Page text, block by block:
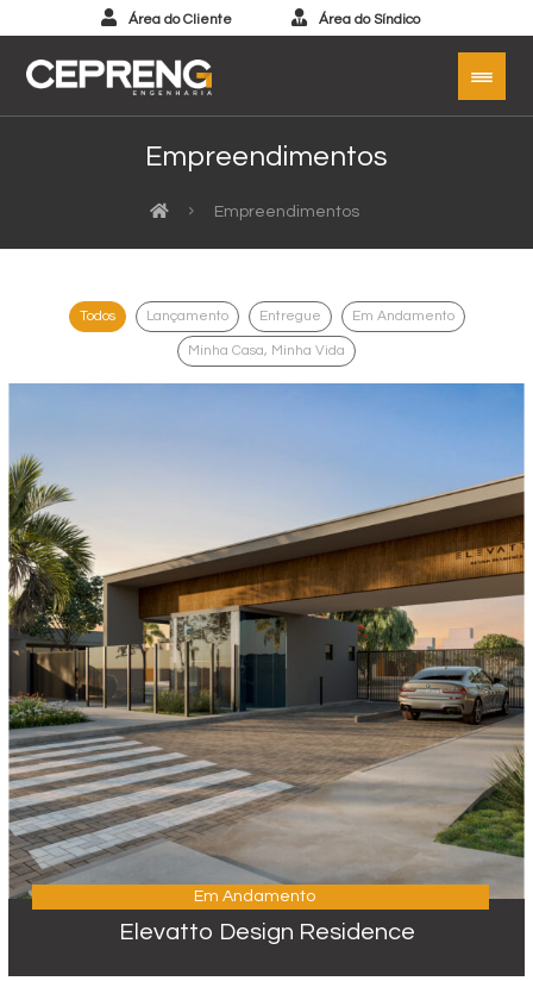
Área do Cliente Área do Síndico
Empreendimentos
Empreendimentos
Todos Lançamento Entregue Em Andamento
Minha Casa, Minha Vida
Em Andamento
Elevatto Design Residence